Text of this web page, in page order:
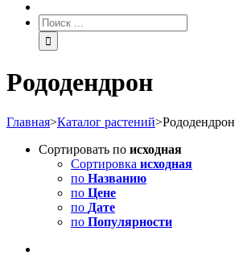
Pододендрон
Главная>Каталог растений>Pододендрон
Сортировать по исходная
Сортировка исходная
по Названию
по Цене
по Дате
по Популярности